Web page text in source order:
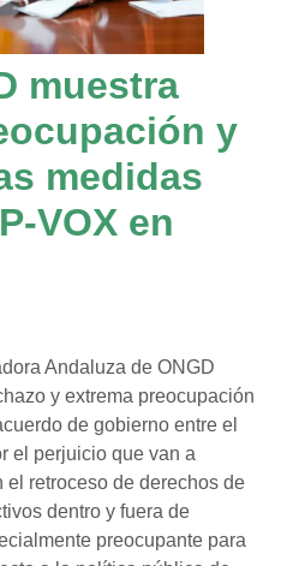
muestra
y
medidas
VOX en
Andaluza de ONGD
y extrema preocupación
de gobierno entre el
el perjuicio que van a
el retroceso de derechos de
dentro y fuera de
preocupante para